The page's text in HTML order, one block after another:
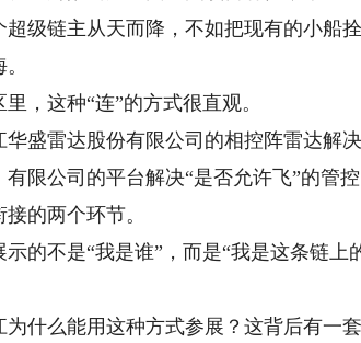
链主从天而降，不如把现有的小船
这种“连”的方式很直观。
雷达股份有限公司的相控阵雷达解决
有限公司的平台解决“是否允许飞”的
的两个环节。
不是“我是谁”，而是“我是这条链上的
么能用这种方式参展？这背后有一套